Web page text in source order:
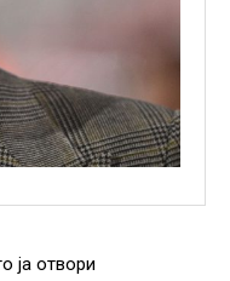
ја отвори